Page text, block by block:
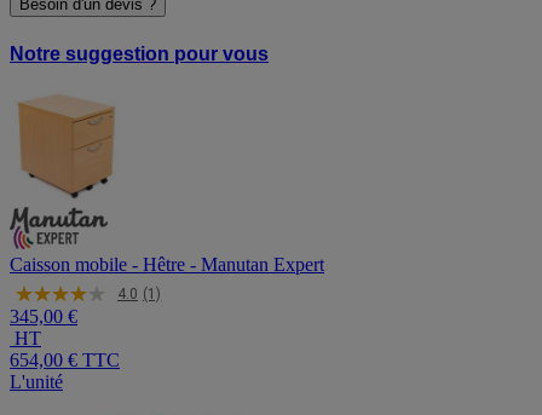
Besoin d'un devis ?
Notre suggestion pour vous
Caisson mobile - Hêtre - Manutan Expert
4.0 (1)
345,00 €
HT
654,00 € TTC
L'unité